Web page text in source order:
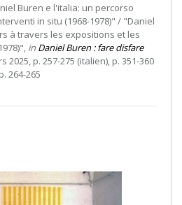
Buren e l'italia: un percorso
in situ (1968-1978)" / "Daniel
à travers les expositions et les
in Daniel Buren : fare disfare
2025, p. 257-275 (italien), p. 351-360
264-265